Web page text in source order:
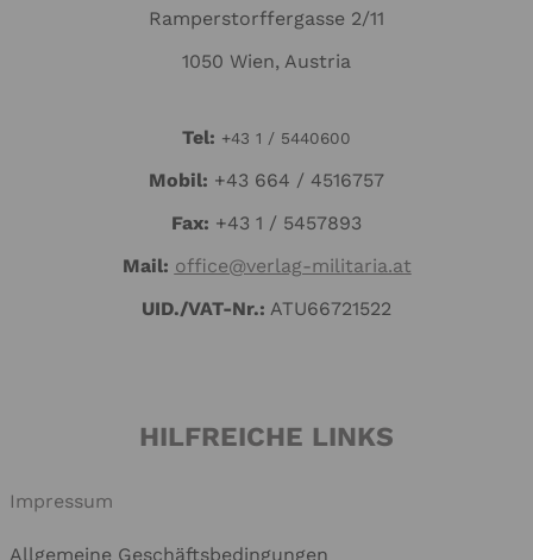
Ramperstorffergasse 2/11
1050 Wien, Austria
Tel: +43 1 / 5440600
Mobil: +43 664 / 4516757
Fax: +43 1 / 5457893
Mail: office@verlag-militaria.at
UID./VAT-Nr.: ATU66721522
HILFREICHE LINKS
Impressum
Allgemeine Geschäftsbedingungen